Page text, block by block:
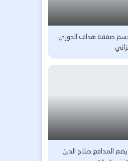
يحسم صفقة هداف الدوري
يضم المدافع صلاح الدين